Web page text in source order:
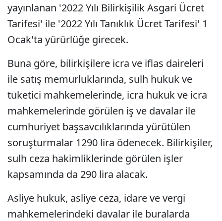
yayınlanan '2022 Yılı Bilirkişilik Asgari Ücret
Tarifesi' ile '2022 Yılı Tanıklık Ücret Tarifesi' 1
Ocak'ta yürürlüğe girecek.
Buna göre, bilirkişilere icra ve iflas daireleri
ile satış memurluklarında, sulh hukuk ve
tüketici mahkemelerinde, icra hukuk ve icra
mahkemelerinde görülen iş ve davalar ile
cumhuriyet başsavcılıklarında yürütülen
soruşturmalar 1290 lira ödenecek. Bilirkişiler,
sulh ceza hakimliklerinde görülen işler
kapsamında da 290 lira alacak.
Asliye hukuk, asliye ceza, idare ve vergi
mahkemelerindeki davalar ile buralarda